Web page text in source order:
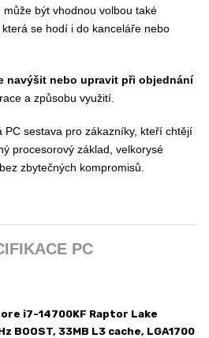
být vhodnou volbou také
která se hodí i do kanceláře nebo
navýšit nebo upravit při objednání
a způsobu využití.
PC sestava pro zákazníky, kteří chtějí
procesorový základ, velkorysé
zbytečných kompromisů.
PC
i7-14700KF Raptor Lake
BOOST, 33MB L3 cache, LGA1700